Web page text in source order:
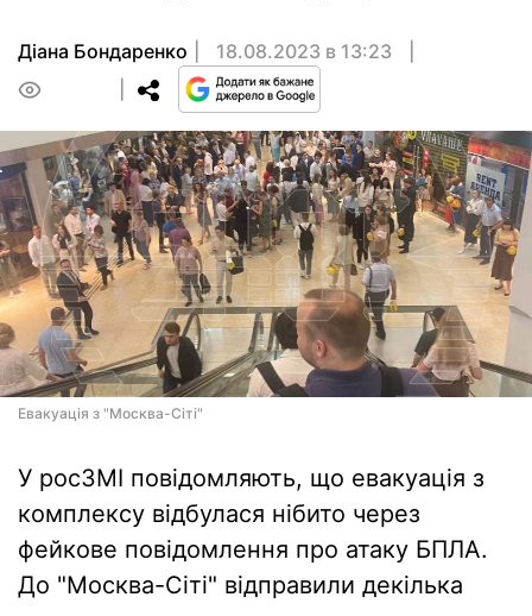
Діана Бондаренко
18.08.2023 в 13:23
Евакуація з "Москва-Сіті"
У росЗМІ повідомляють, що евакуація з
комплексу відбулася нібито через
фейкове повідомлення про атаку БПЛА.
До "Москва-Сіті" відправили декілька